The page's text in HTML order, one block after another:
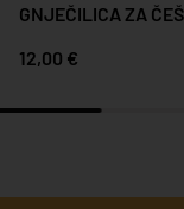
GNJEČILICA ZA
12,00 €